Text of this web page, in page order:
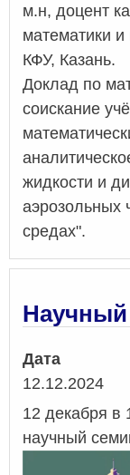
м.н, доцент
математики
КФУ, Казань.
Доклад по
соискание
жидкости и
аэрозольных
средах".
Дата
12.12.2024
12 декабря в
научный